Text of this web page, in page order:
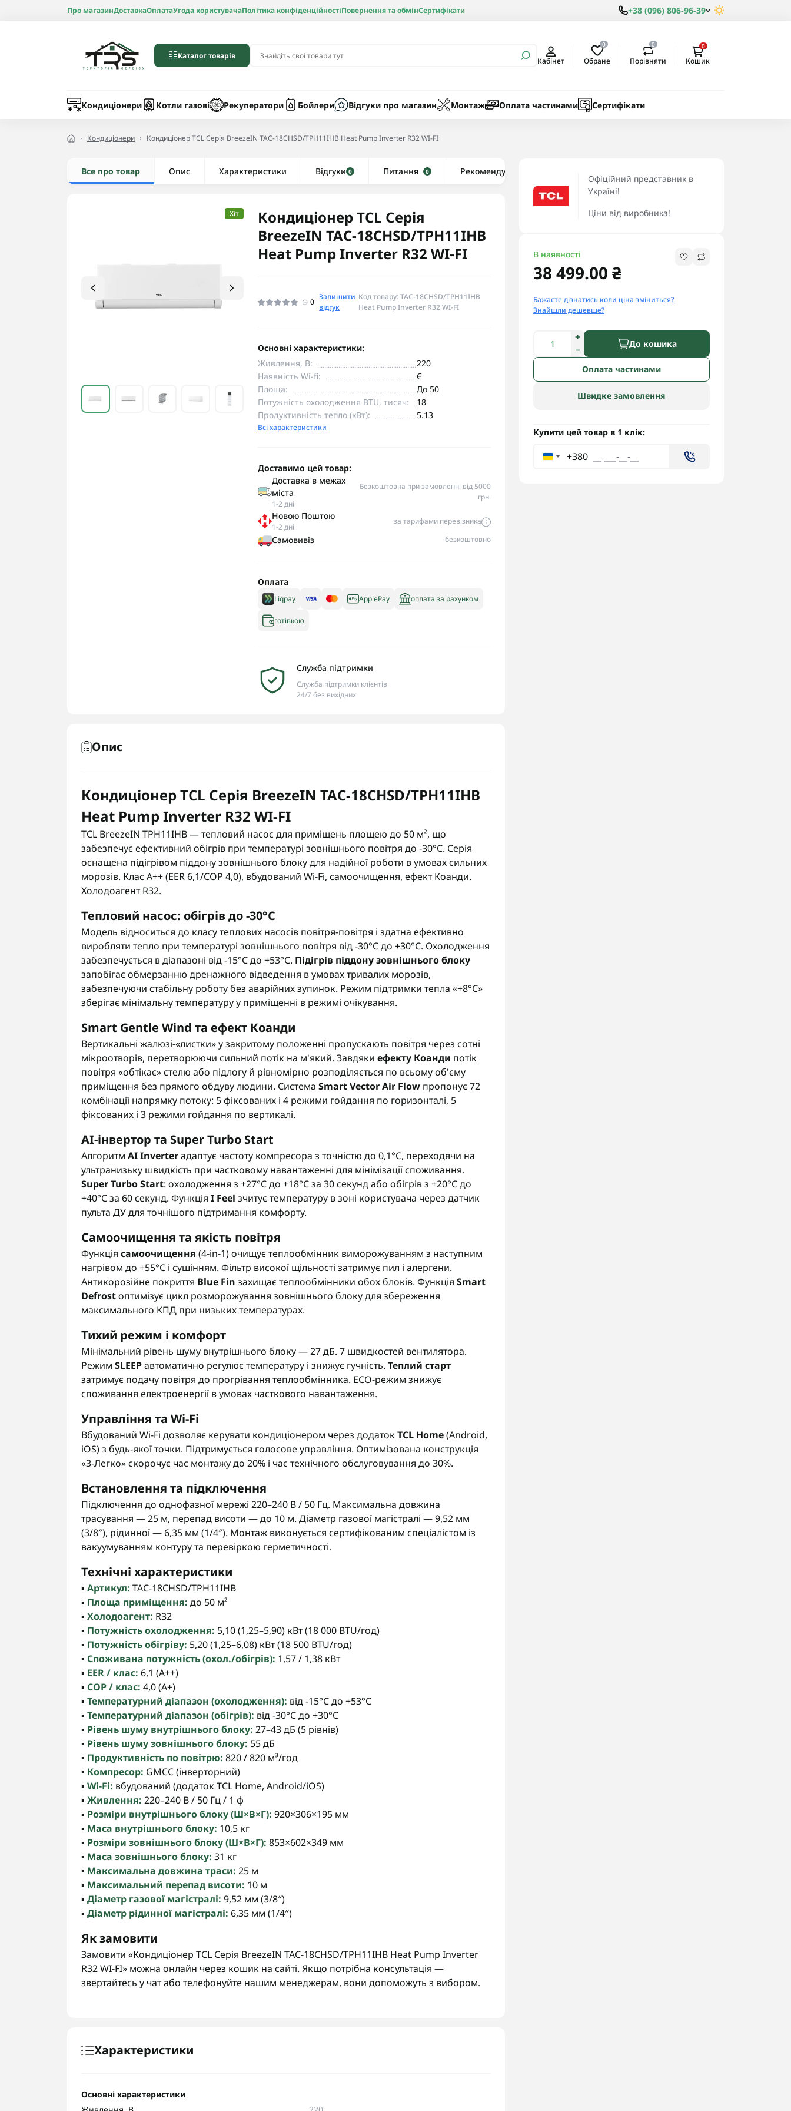
Про магазинДоставкаОплатаУгода користувачаПолітика конфіденційностіПовернення та обмінСертифікати +38 (096) 806-96-39
Каталог товарів
Кабінет
0
Обране
0
Порівняти
0
Кошик
Кондиціонери Котли газові Рекуператори Бойлери Відгуки про магазин Монтаж Оплата частинами Сертифікати
Радіатори алюмінієві
Рушникосушки водяні
Колби
Кондиціонери Кондиціонер TCL Серія BreezeIN TAC-18CHSD/TPH11IHB Heat Pump Inverter R32 WI-FI
Все про товар Опис Характеристики Відгуки 0 Питання 0 Рекомендуємо
Хіт
Кондиціонер TCL Серія
BreezeIN TAC-18CHSD/TPH11IHB
Heat Pump Inverter R32 WI-FI
0
Залишити
відгук
Код товару: TAC-18CHSD/TPH11IHB
Heat Pump Inverter R32 WI-FI
Офіційний представник в
Україні!
Ціни від виробника!
В наявності
38 499.00 ₴
Бажаєте дізнатись коли ціна зміниться?
Знайшли дешевше?
До кошика
Оплата частинами
Швидке замовлення
Купити цей товар в 1 клік:
+380
Основні характеристики:
Живлення, В:
220
Наявність Wi-fi:
Є
Площа:
До 50
Потужність охолодження BTU, тисяч:
18
Продуктивність тепло (кВт):
5.13
Всі характеристики
Доставимо цей товар:
Доставка в межах
міста
1-2 дні
Безкоштовна при замовленні від 5000
грн.
Новою Поштою
1-2 дні
за тарифами перевізника
Самовивіз безкоштовно
Оплата
Liqpay ApplePay оплата за рахунком
готівкою
Служба підтримки
Служба підтримки клієнтів
24/7 без вихідних
Опис
Кондиціонер TCL Серія BreezeIN TAC-18CHSD/TPH11IHB
Heat Pump Inverter R32 WI-FI
TCL BreezeIN TPH11IHB — тепловий насос для приміщень площею до 50 м², що
забезпечує ефективний обігрів при температурі зовнішнього повітря до -30°C. Серія
оснащена підігрівом піддону зовнішнього блоку для надійної роботи в умовах сильних
морозів. Клас A++ (EER 6,1/COP 4,0), вбудований Wi-Fi, самоочищення, ефект Коанди.
Холодоагент R32.
Тепловий насос: обігрів до -30°C
Модель відноситься до класу теплових насосів повітря-повітря і здатна ефективно
виробляти тепло при температурі зовнішнього повітря від -30°C до +30°C. Охолодження
забезпечується в діапазоні від -15°C до +53°C. Підігрів піддону зовнішнього блоку
запобігає обмерзанню дренажного відведення в умовах тривалих морозів,
забезпечуючи стабільну роботу без аварійних зупинок. Режим підтримки тепла «+8°C»
зберігає мінімальну температуру у приміщенні в режимі очікування.
Smart Gentle Wind та ефект Коанди
Вертикальні жалюзі-«листки» у закритому положенні пропускають повітря через сотні
мікроотворів, перетворюючи сильний потік на м'який. Завдяки ефекту Коанди потік
повітря «обтікає» стелю або підлогу й рівномірно розподіляється по всьому об'єму
приміщення без прямого обдуву людини. Система Smart Vector Air Flow пропонує 72
комбінації напрямку потоку: 5 фіксованих і 4 режими гойдання по горизонталі, 5
фіксованих і 3 режими гойдання по вертикалі.
AI-інвертор та Super Turbo Start
Алгоритм AI Inverterадаптує частоту компресора з точністю до 0,1°C, переходячи на
ультранизьку швидкість при частковому навантаженні для мінімізації споживання.
Super Turbo Start: охолодження з +27°C до +18°C за 30 секунд або обігрів з +20°C до
+40°C за 60 секунд. Функція I Feel зчитує температуру в зоні користувача через датчик
пульта ДУ для точнішого підтримання комфорту.
Самоочищення та якість повітря
Функція самоочищення (4-in-1) очищує теплообмінник виморожуванням з наступним
нагрівом до +55°C і сушінням. Фільтр високої щільності затримує пил і алергени.
Антикорозійне покриття Blue Fin захищає теплообмінники обох блоків. Функція Smart
Defrostоптимізує цикл розморожування зовнішнього блоку для збереження
максимального КПД при низьких температурах.
Тихий режим і комфорт
Мінімальний рівень шуму внутрішнього блоку — 27 дБ. 7 швидкостей вентилятора.
Режим SLEEPавтоматично регулює температуру і знижує гучність. Теплий старт
затримує подачу повітря до прогрівання теплообмінника. ECO-режим знижує
споживання електроенергії в умовах часткового навантаження.
Управління та Wi-Fi
Вбудований Wi-Fi дозволяє керувати кондиціонером через додатокTCL Home(Android,
iOS) з будь-якої точки. Підтримується голосове управління. Оптимізована конструкція
«3-Легко» скорочує час монтажу до 20% і час технічного обслуговування до 30%.
Встановлення та підключення
Підключення до однофазної мережі 220–240 В / 50 Гц. Максимальна довжина
трасування — 25 м, перепад висоти — до 10 м. Діаметр газової магістралі — 9,52 мм
(3/8″), рідинної — 6,35 мм (1/4″). Монтаж виконується сертифікованим спеціалістом із
вакуумуванням контуру та перевіркою герметичності.
Технічні характеристики
▪️ Артикул: TAC-18CHSD/TPH11IHB
▪️ Площа приміщення: до 50 м²
▪️ Холодоагент: R32
▪️ Потужність охолодження: 5,10 (1,25–5,90) кВт (18 000 BTU/год)
▪️ Потужність обігріву: 5,20 (1,25–6,08) кВт (18 500 BTU/год)
▪️ Споживана потужність (охол./обігрів): 1,57 / 1,38 кВт
▪️ EER / клас: 6,1 (A++)
▪️ COP / клас: 4,0 (A+)
▪️ Температурний діапазон (охолодження): від -15°C до +53°C
▪️ Температурний діапазон (обігрів): від -30°C до +30°C
▪️ Рівень шуму внутрішнього блоку: 27–43 дБ (5 рівнів)
▪️ Рівень шуму зовнішнього блоку: 55 дБ
▪️ Продуктивність по повітрю: 820 / 820 м³/год
▪️ Компресор: GMCC (інверторний)
▪️ Wi-Fi: вбудований (додаток TCL Home, Android/iOS)
▪️ Живлення: 220–240 В / 50 Гц / 1 ф
▪️ Розміри внутрішнього блоку (Ш×В×Г): 920×306×195 мм
▪️ Маса внутрішнього блоку: 10,5 кг
▪️ Розміри зовнішнього блоку (Ш×В×Г): 853×602×349 мм
▪️ Маса зовнішнього блоку: 31 кг
▪️ Максимальна довжина траси: 25 м
▪️ Максимальний перепад висоти: 10 м
▪️ Діаметр газової магістралі: 9,52 мм (3/8″)
▪️ Діаметр рідинної магістралі: 6,35 мм (1/4″)
Як замовити
Замовити «Кондиціонер TCL Серія BreezeIN TAC-18CHSD/TPH11IHB Heat Pump Inverter
R32 WI-FI» можна онлайн через кошик на сайті. Якщо потрібна консультація —
звертайтесь у чат або телефонуйте нашим менеджерам, вони допоможуть з вибором.
Характеристики
Основні характеристики